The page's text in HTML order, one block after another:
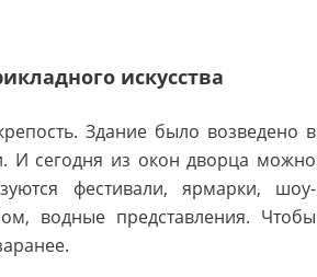
искусства
Здание было возведено в
И сегодня из окон дворца можно
фестивали, ярмарки, шоу-
водные представления. Чтобы